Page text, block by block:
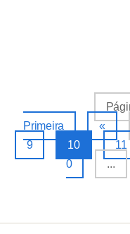
Primeira
«
9
10 11
0
...